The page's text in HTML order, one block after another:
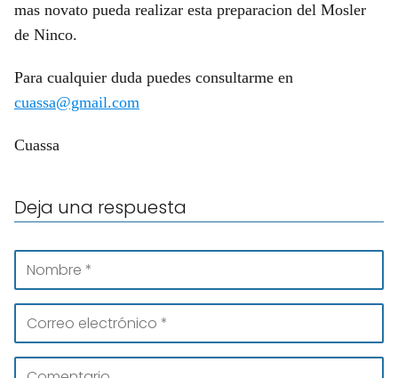
mas novato pueda realizar esta preparacion del Mosler
de Ninco.
Para cualquier duda puedes consultarme en
cuassa@gmail.com
Cuassa
Deja una respuesta